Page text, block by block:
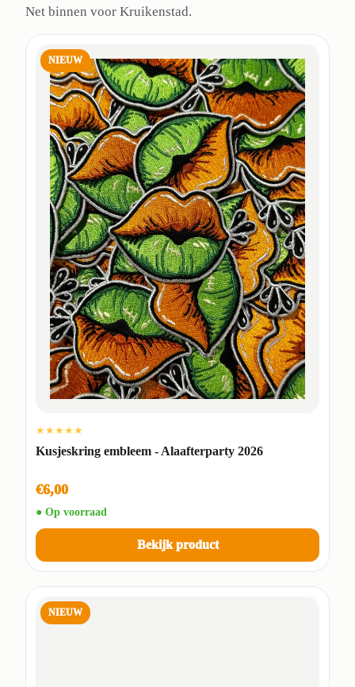
Net binnen voor Kruikenstad.
NIEUW
★★★★★
Kusjeskring embleem - Alaafterparty 2026
€6,00
● Op voorraad
Bekijk product
NIEUW